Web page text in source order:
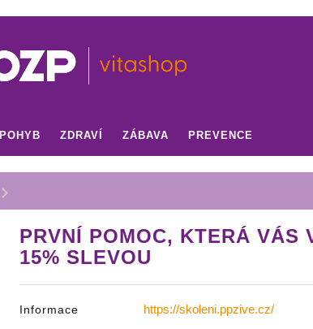
POHYB ZDRAVÍ ZÁBAVA PREVENCE
PRVNÍ POMOC, KTERÁ VÁS
15% SLEVOU
Informace https://skoleni.ppzive.cz/